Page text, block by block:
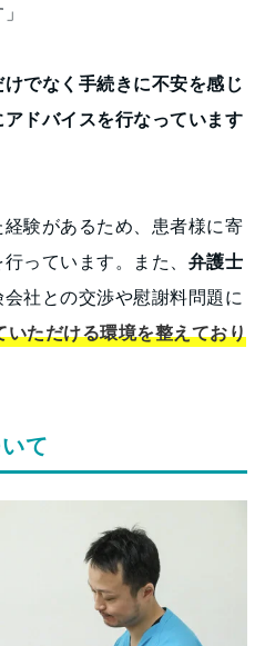
でなく手続きに不安を感じ
ドバイスを行なっています
経験があるため、患者様に寄
っています。また、 弁護士
社との交渉や慰謝料問題に
いただける環境を整えており
て